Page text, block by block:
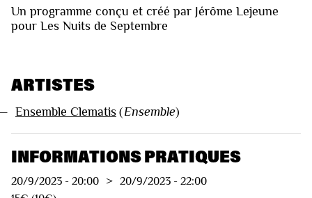
Un programme conçu et créé par Jérôme Lejeune
pour Les Nuits de Septembre
ARTISTES
Ensemble Clematis (Ensemble)
INFORMATIONS PRATIQUES
20/9/2023 - 20:00 > 20/9/2023 - 22:00